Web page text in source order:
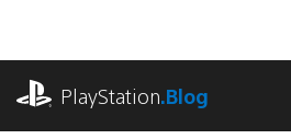
contenuto
PlayStation.Blog